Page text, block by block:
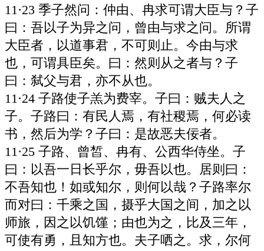
11·23 季子然问：仲由、冉求可谓大臣与？子
曰：吾以子为异之问，曾由与求之问。所谓
大臣者，以道事君，不可则止。今由与求
也，可谓具臣矣。曰：然则从之者与？子
曰：弑父与君，亦不从也。
11·24 子路使子羔为费宰。子曰：贼夫人之
子。子路曰：有民人焉，有社稷焉，何必读
书，然后为学？子曰：是故恶夫佞者。
11·25 子路、曾皙、冉有、公西华侍坐。子
曰：以吾一日长乎尔，毋吾以也。居则曰：
不吾知也！如或知尔，则何以哉？子路率尔
而对曰：千乘之国，摄乎大国之间，加之以
师旅，因之以饥馑；由也为之，比及三年，
可使有勇，且知方也。夫子哂之。求，尔何